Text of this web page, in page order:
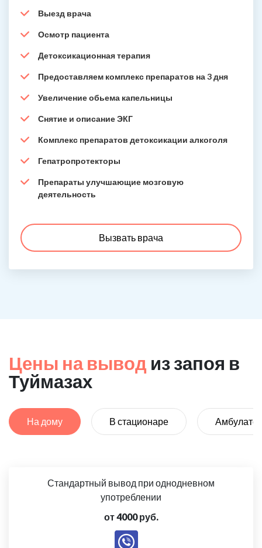
Выезд врача
Осмотр пациента
Детоксикационная терапия
Предоставляем комплекс препаратов на 3 дня
Увеличение обьема капельницы
Снятие и описание ЭКГ
Комплекс препаратов детоксикации алкоголя
Гепатропротекторы
Препараты улучшающие мозговую
деятельность
Вызвать врача
Цены на вывод из запоя в
Туймазах
На дому В стационаре
Стандартный вывод при однодневном
употреблении
от 4000 руб.